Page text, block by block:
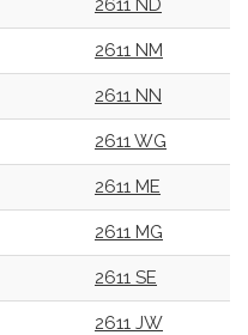
2611 ND
2611 NM
2611 NN
2611 WG
2611 ME
2611 MG
2611 SE
2611 JW